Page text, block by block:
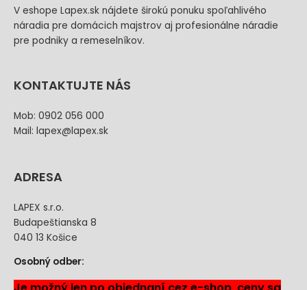
V eshope Lapex.sk nájdete širokú ponuku spoľahlivého
náradia pre domácich majstrov aj profesionálne náradie
pre podniky a remeselníkov.
KONTAKTUJTE NÁS
Mob: 0902 056 000
Mail: lapex@lapex.sk
ADRESA
LAPEX s.r.o.
Budapeštianska 8
040 13 Košice
Osobný odber: